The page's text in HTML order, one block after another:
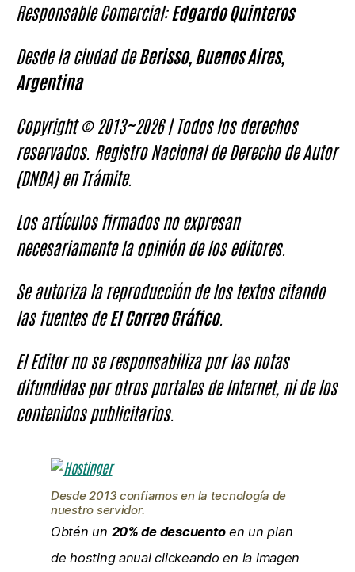
Responsable Comercial:Edgardo Quinteros
Desde la ciudad deBerisso, Buenos Aires,
Argentina
Copyright © 2013~2026 | Todos los derechos
reservados. Registro Nacional de Derecho de Autor
(DNDA) en Trámite.
Los artículos firmados no expresan
necesariamente la opinión de los editores.
Se autoriza la reproducción de los textos citando
las fuentes deEl Correo Gráfico.
El Editor no se responsabiliza por las notas
difundidas por otros portales de Internet, ni de los
contenidos publicitarios.
Desde 2013 confiamos en la tecnología de
nuestro servidor.
Obtén un 20% de descuentoen un plan
de hosting anual clickeando en la imagen